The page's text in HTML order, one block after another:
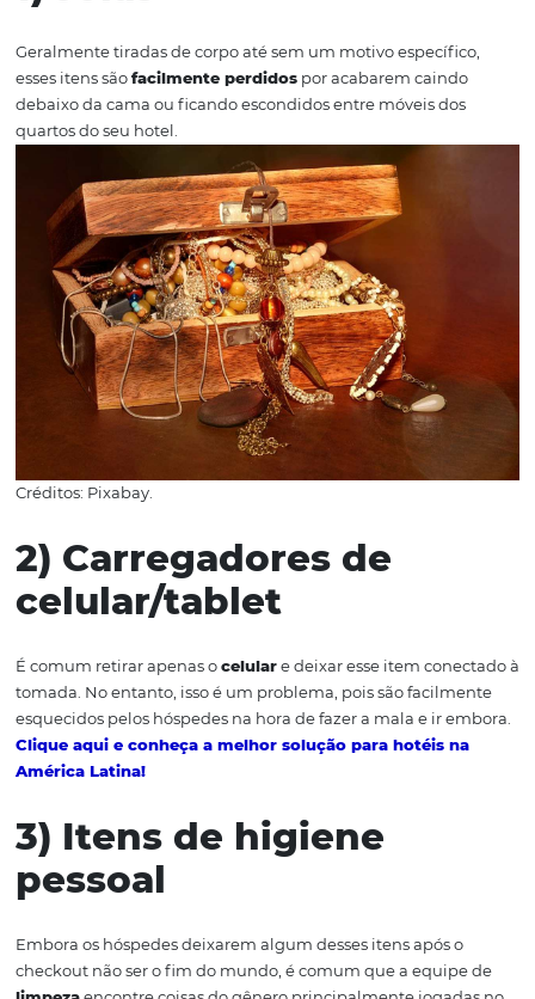
checkout no
provavelmente isso já aconteceu no seu hotel. A seguir
listaremos osobjetos mais esquecidosem hotéis.
1) Jóias
Geralmente tiradas de corpo até sem um motivo
esses itens sãofacilmente perdidospor acabarem
debaixo da cama ou ficando escondidos entre móveis
quartos do seu hotel.
Créditos: Pixabay.
2) Carregadores de
celular/tablet
É comum retirar apenas o celulare deixar esse item
tomada. No entanto, isso é um problema, pois são